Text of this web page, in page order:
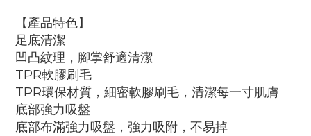
【產品特色】
足底清潔
凹凸紋理，腳掌舒適清潔
TPR軟膠刷毛
TPR環保材質，細密軟膠刷毛，清潔每一寸肌膚
底部強力吸盤
底部布滿強力吸盤，強力吸附，不易掉